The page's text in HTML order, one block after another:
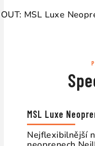
OUT: MSL Luxe
MSL Luxe
Nejflexibilnější